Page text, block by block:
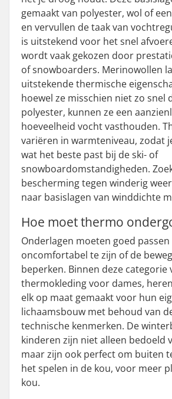
gemaakt van polyester, wol of
en vervullen de taak van
is uitstekend voor het snel
wordt vaak gekozen door
of snowboarders. Merinowollen
uitstekende thermische
hoewel ze misschien niet zo snel
polyester, kunnen ze een
hoeveelheid vocht vasthouden.
variëren in warmteniveau, zodat
wat het beste past bij de ski- of
snowboardomstandigheden.
bescherming tegen winderig
naar basislagen van winddichte
Hoe moet thermo
Onderlagen moeten goed
oncomfortabel te zijn of de
beperken. Binnen deze categorie
thermokleding voor dames,
elk op maat gemaakt voor hun
lichaamsbouw met behoud van
technische kenmerken. De
kinderen zijn niet alleen bedoeld
maar zijn ook perfect om buiten
het spelen in de kou, voor meer
kou.